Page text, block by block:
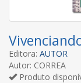
Editora: AUTOR
Autor: CORREA
Produto